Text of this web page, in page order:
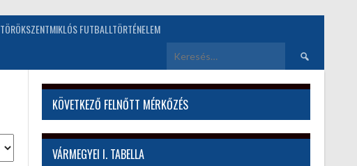
TÖRÖKSZENTMIKLÓS FUTBALLTÖRTÉNELEM
Keresés:
KÖVETKEZŐ FELNŐTT MÉRKŐZÉS
VÁRMEGYEI I. TABELLA